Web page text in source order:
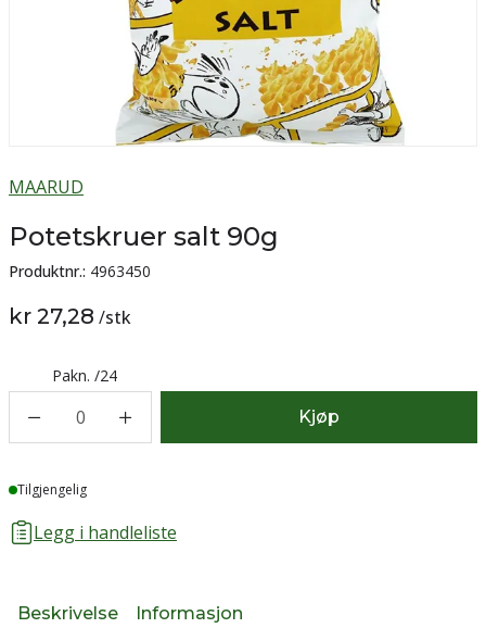
MAARUD
Potetskruer salt 90g
Produktnr.: 4963450
kr 27,28 /stk
Pakn. /24
0 Kjøp
Lager
Tilgjengelig
Legg i handleliste
Beskrivelse Informasjon